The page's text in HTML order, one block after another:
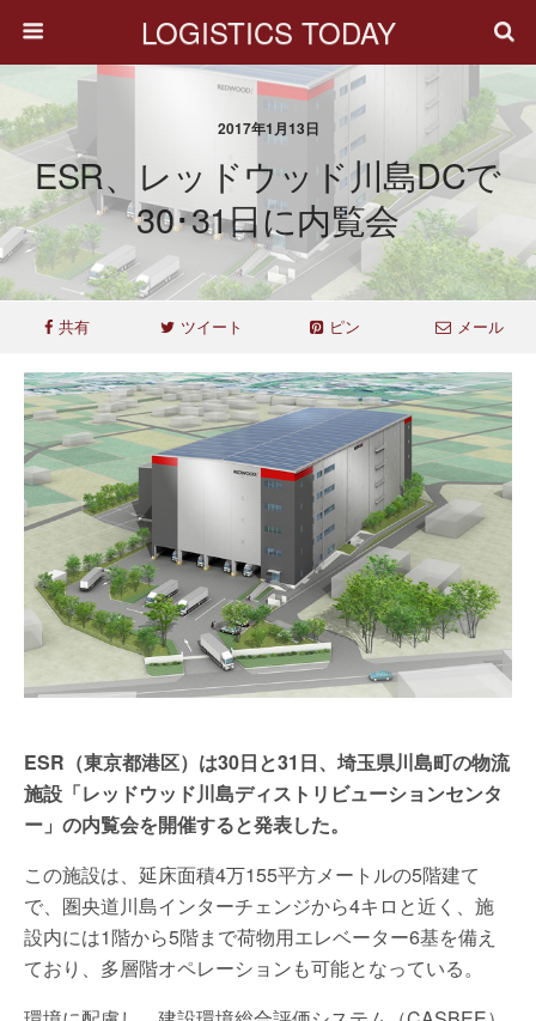
LOGISTICS TODAY
2017年1月13日
ESR、レッドウッド川島DCで
30･31日に内覧会
共有 ツイート ピン メール
ESR（東京都港区）は30日と31日、埼玉県川島町の物流
施設「レッドウッド川島ディストリビューションセンタ
ー」の内覧会を開催すると発表した。
この施設は、延床面積4万155平方メートルの5階建て
で、圏央道川島インターチェンジから4キロと近く、施
設内には1階から5階まで荷物用エレベーター6基を備え
ており、多層階オペレーションも可能となっている。